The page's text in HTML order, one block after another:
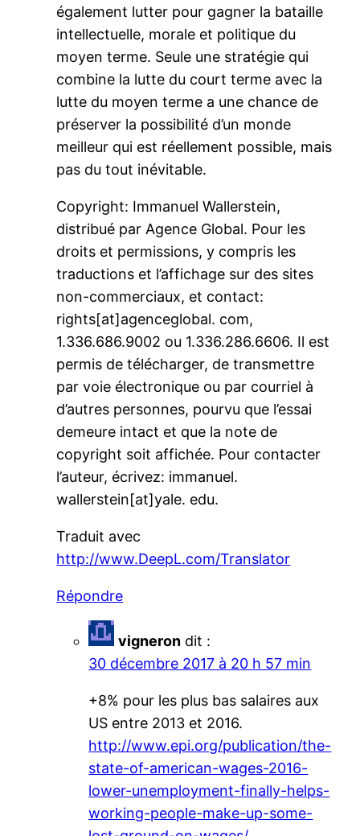
également lutter pour gagner la bataille
intellectuelle, morale et politique du
moyen terme. Seule une stratégie qui
combine la lutte du court terme avec la
lutte du moyen terme a une chance de
préserver la possibilité d’un monde
meilleur qui est réellement possible, mais
pas du tout inévitable.
Copyright: Immanuel Wallerstein,
distribué par Agence Global. Pour les
droits et permissions, y compris les
traductions et l’affichage sur des sites
non-commerciaux, et contact:
rights[at]agenceglobal. com,
1.336.686.9002 ou 1.336.286.6606. Il est
permis de télécharger, de transmettre
par voie électronique ou par courriel à
d’autres personnes, pourvu que l’essai
demeure intact et que la note de
copyright soit affichée. Pour contacter
l’auteur, écrivez: immanuel.
wallerstein[at]yale. edu.
Traduit avec
http://www.DeepL.com/Translator
Répondre
vigneron dit :
30 décembre 2017 à 20 h 57 min
+8% pour les plus bas salaires aux
US entre 2013 et 2016.
http://www.epi.org/publication/the-
state-of-american-wages-2016-
lower-unemployment-finally-helps-
working-people-make-up-some-